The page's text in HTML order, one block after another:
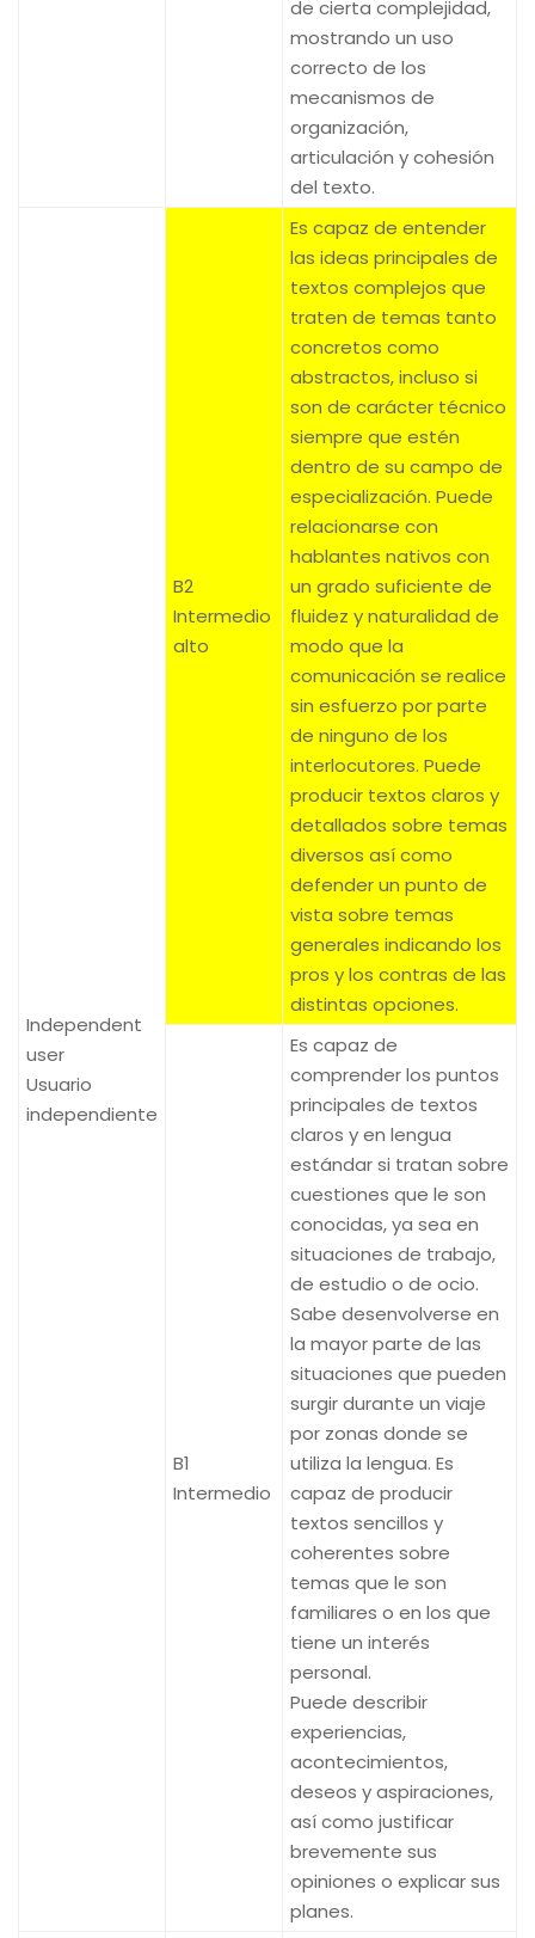
de cierta complejidad,
mostrando un uso
correcto de los
mecanismos de
organización,
articulación y cohesión
del texto.
Independent
user
Usuario
independiente
B2
Intermedio
alto
Es capaz de entender
las ideas principales de
textos complejos que
traten de temas tanto
concretos como
abstractos, incluso si
son de carácter técnico
siempre que estén
dentro de su campo de
especialización. Puede
relacionarse con
hablantes nativos con
un grado suficiente de
fluidez y naturalidad de
modo que la
comunicación se realice
sin esfuerzo por parte
de ninguno de los
interlocutores. Puede
producir textos claros y
detallados sobre temas
diversos así como
defender un punto de
vista sobre temas
generales indicando los
pros y los contras de las
distintas opciones.
B1
Intermedio
Es capaz de
comprender los puntos
principales de textos
claros y en lengua
estándar si tratan sobre
cuestiones que le son
conocidas, ya sea en
situaciones de trabajo,
de estudio o de ocio.
Sabe desenvolverse en
la mayor parte de las
situaciones que pueden
surgir durante un viaje
por zonas donde se
utiliza la lengua. Es
capaz de producir
textos sencillos y
coherentes sobre
temas que le son
familiares o en los que
tiene un interés
personal.
Puede describir
experiencias,
acontecimientos,
deseos y aspiraciones,
así como justificar
brevemente sus
opiniones o explicar sus
planes.